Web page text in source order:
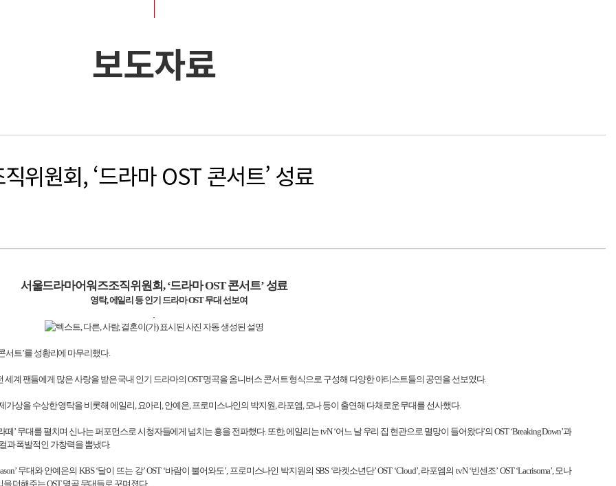
보도자료
위원회, ‘드라마 OST 콘서트’ 성료
서울드라마어워즈조직위원회,‘드라마OST콘서트’ 성료
영탁,에일리 등 인기 드라마OST무대 선보여
서트’를 성황리에 마무리했다.
세계 팬들에게 많은 사랑을 받은 국내 인기 드라마의 OST명곡을 옴니버스 콘서트 형식으로 구성해 다양한 아티스트들의 공연을 선보였다.
가상을 수상한 영탁을 비롯해 에일리,요아리,안예은,프로미스나인의 박지원,라포엠,모나 등이 출연해 다채로운 무대를 선사했다.
떼’ 무대를 펼치며 신나는 퍼포먼스로 시청자들에게 넘치는 흥을 전파했다.또한,에일리는tvN‘어느 날 우리 집 현관으로 멸망이 들어왔다’의 OST‘Breaking Down’과
과 폭발적인 가창력을 뽐냈다.
’ 무대와 안예은의 KBS‘달이 뜨는 강’OST ‘바람이 불어와도’, 프로미스나인 박지원의 SBS ‘라켓소년단’OST ‘Cloud’,라포엠의 tvN‘빈센조’OST‘Lacrisoma’,모나
을 더해주는OST명곡 무대들로 꾸며졌다.